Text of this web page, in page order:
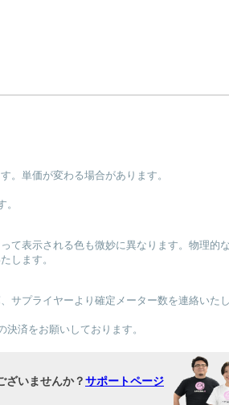
単価が変わる場合があります。
表示される色も微妙に異なります。物理
します。
プライヤーより確定メーター数を連絡いたし
済をお願いしております。
ざいませんか？サポートページ